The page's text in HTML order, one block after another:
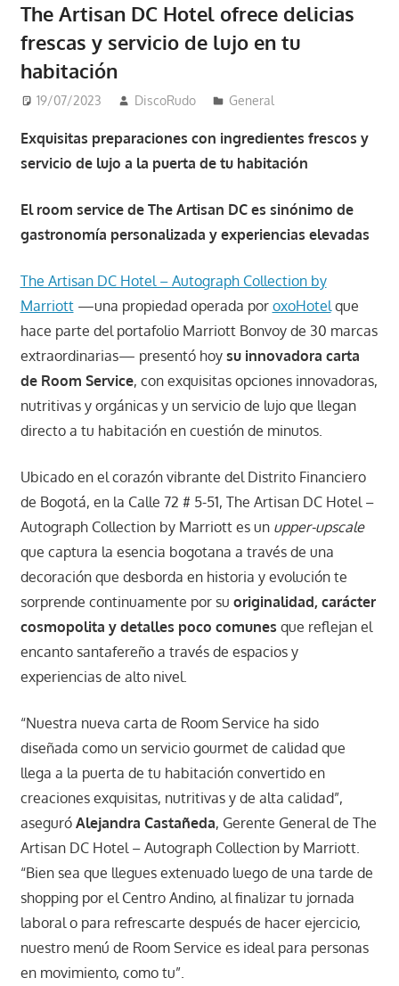
The Artisan DC Hotel ofrece delicias
frescas y servicio de lujo en tu
habitación
19/07/2023 DiscoRudo General
Exquisitas preparaciones con ingredientes frescos y
servicio de lujo a la puerta de tu habitación
El room service de The Artisan DC es sinónimo de
gastronomía personalizada y experiencias elevadas
The Artisan DC Hotel – Autograph Collection by
Marriott—una propiedad operada por oxoHotelque
hace parte del portafolio Marriott Bonvoy de 30 marcas
extraordinarias— presentó hoy su innovadora carta
de Room Service, con exquisitas opciones innovadoras,
nutritivas y orgánicas y un servicio de lujo que llegan
directo a tu habitación en cuestión de minutos.
Ubicado en el corazón vibrante del Distrito Financiero
de Bogotá, en la Calle 72 # 5-51, The Artisan DC Hotel –
Autograph Collection by Marriott es un upper-upscale
que captura la esencia bogotana a través de una
decoración que desborda en historia y evolución te
sorprende continuamente por su originalidad, carácter
cosmopolita y detalles poco comunes que reflejan el
encanto santafereño a través de espacios y
experiencias de alto nivel.
“Nuestra nueva carta de Room Service ha sido
diseñada como un servicio gourmet de calidad que
llega a la puerta de tu habitación convertido en
creaciones exquisitas, nutritivas y de alta calidad”,
aseguró Alejandra Castañeda, Gerente General de The
Artisan DC Hotel – Autograph Collection by Marriott.
“Bien sea que llegues extenuado luego de una tarde de
shopping por el Centro Andino, al finalizar tu jornada
laboral o para refrescarte después de hacer ejercicio,
nuestro menú de Room Service es ideal para personas
en movimiento, como tu”.